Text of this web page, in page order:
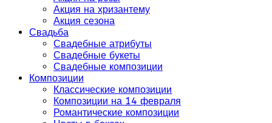
Акция на хризантему
Акция сезона
Свадьба
Свадебные атрибуты
Свадебные букеты
Свадебные композиции
Композиции
Классические композиции
Композиции на 14 февраля
Романтические композиции